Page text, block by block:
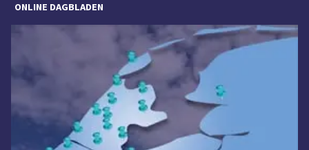
ONLINE DAGBLADEN